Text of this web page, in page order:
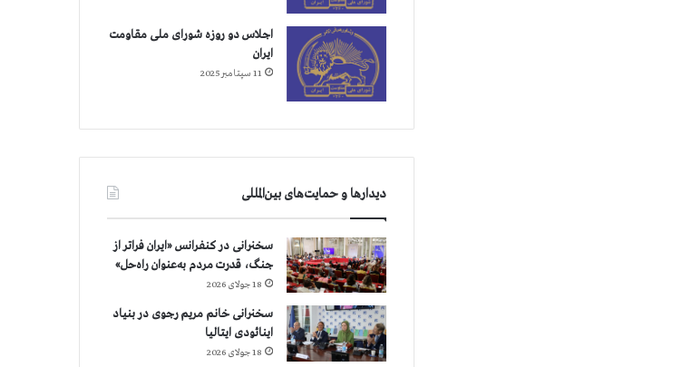
اجلاس دو روزه شورای ملی مقاومت
ایران
11 سپتامبر 2025
دیدارها و حمایت‌های بین‌المللی
سخنرانی در کنفرانس «ایران فراتر از
جنگ، قدرت مردم به‌عنوان راه‌حل»
18 جولای 2026
سخنرانی خانم مریم رجوی در بنیاد
اینائودی ایتالیا
18 جولای 2026